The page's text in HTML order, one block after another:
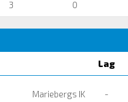
3 0
Lag
Mariebergs IK -